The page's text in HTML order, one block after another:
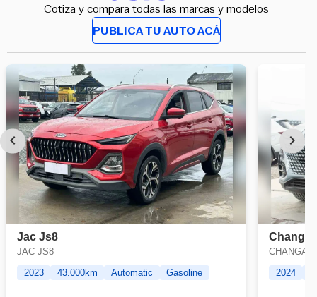
Cotiza y compara todas las marcas y modelos
PUBLICA TU AUTO ACÁ